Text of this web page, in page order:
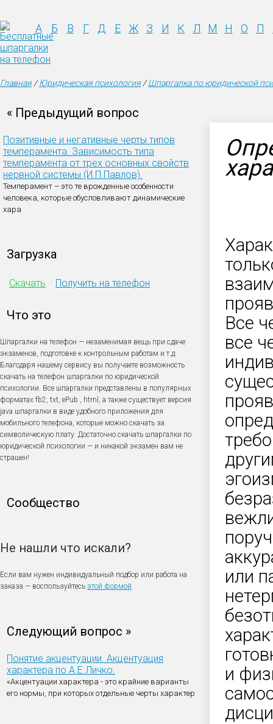
А Б В Г Д Е Ж З И К Л М Н О П
Главная/Юридическая психология/Шпаргалка по юридической
« Предыдущий вопрос
Позитивные и негативные черты типов
темперамента. Зависимость типа
темперамента от трех основных свойств
нервной системы (И.П.Павлов).
Темперамент – это те врожденные особенности
человека, которые обусловливают динамические
хара
Загрузка
Скачать Получить на телефон
Что это
Шпаргалки на телефон — незаменимая вещь при сдаче
экзаменов, подготовке к контрольным работам и т.д.
Благодаря нашему сервису вы получаете возможность
скачать на телефон шпаргалки по юридической
психологии. Все шпаргалки представлены в популярных
форматах fb2, txt, ePub , html, а также существует версия
java шпаргалки в виде удобного приложения для
мобильного телефона, которые можно скачать за
символическую плату. Достаточно скачать шпаргалки по
юридической психологии — и никакой экзамен вам не
страшен!
Сообщество
Не нашли что искали?
Если вам нужен индивидуальный подбор или работа на
заказа — воспользуйтесь этой формой.
Следующий вопрос »
Понятие акцентуации. Акцентуация
характера по А.Е.Личко.
«Акцентуации характера - это крайние варианты
его нормы, при которых отдельные черты характер
Все
все
или
и